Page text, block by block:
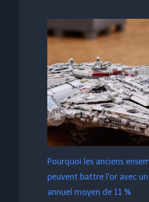
Pourquoi les anciens
peuvent battre l'or avec
annuel moyen de 11 %